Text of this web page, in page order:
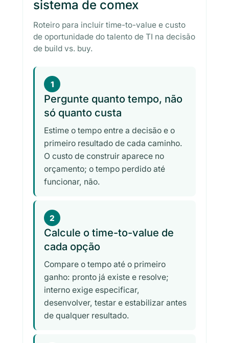
sistema de comex
Roteiro para incluir time-to-value e custo
de oportunidade do talento de TI na decisão
de build vs. buy.
1
Pergunte quanto tempo, não
só quanto custa
Estime o tempo entre a decisão e o
primeiro resultado de cada caminho.
O custo de construir aparece no
orçamento; o tempo perdido até
funcionar, não.
2
Calcule o time-to-value de
cada opção
Compare o tempo até o primeiro
ganho: pronto já existe e resolve;
interno exige especificar,
desenvolver, testar e estabilizar antes
de qualquer resultado.